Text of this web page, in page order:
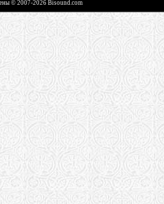
© 2007-2026 Bisound.com